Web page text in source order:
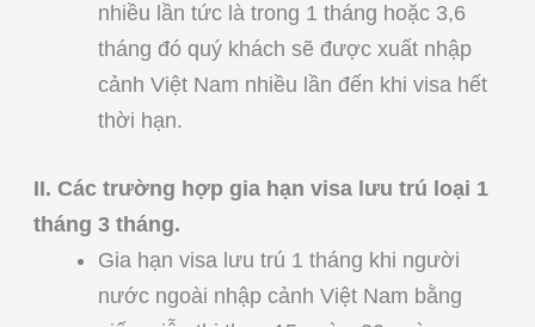
nhiều lần tức là trong 1 tháng hoặc 3,6
tháng đó quý khách sẽ được xuất nhập
cảnh Việt Nam nhiều lần đến khi visa hết
thời hạn.
II. Các trường hợp gia hạn visa lưu trú loại 1
tháng 3 tháng.
Gia hạn visa lưu trú 1 tháng khi người
nước ngoài nhập cảnh Việt Nam bằng